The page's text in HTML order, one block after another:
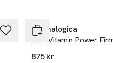
Dermalogica
MultiVitamin Power
875 kr